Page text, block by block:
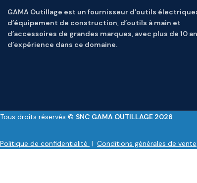
GAMA Outillage est un fournisseur d’outils
d’équipement de construction, d’outils à main et
d’accessoires de grandes marques, avec plus de 10
d’expérience dans ce domaine.
Tous droits réservés © SNC GAMA OUTILLAGE 2026
Politique de confidentialité | Conditions générales de vente